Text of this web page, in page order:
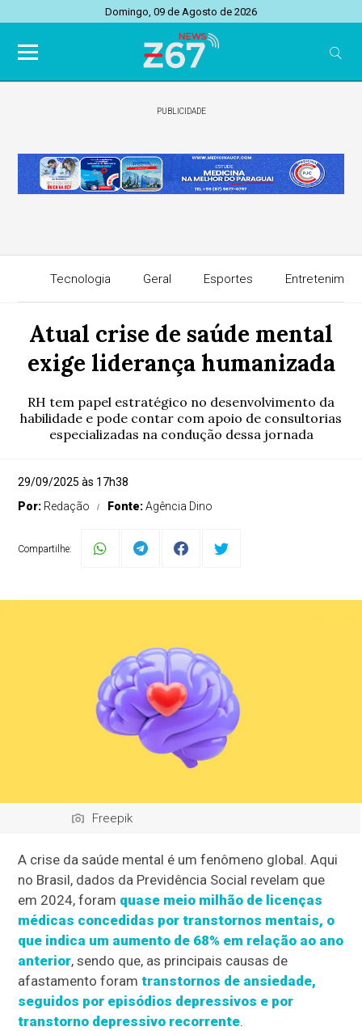
Domingo, 09 de Agosto de 2026
PUBLICIDADE
Tecnologia Geral Esportes
Atual crise de saúde mental
exige liderança humanizada
RH tem papel estratégico no desenvolvimento da
habilidade e pode contar com apoio de consultorias
especializadas na condução dessa jornada
29/09/2025 às 17h38
Por: Redação Fonte:Agência Dino
Compartilhe:
Freepik
A crise da saúde mental é um fenômeno global. Aqui
no Brasil, dados da Previdência Social revelam que
em 2024, foram quase meio milhão de licenças
médicas concedidas por transtornos mentais, o
que indica um aumento de 68% em relação ao ano
anterior, sendo que, as principais causas de
afastamento foramtranstornos de ansiedade,
seguidos por episódios depressivos e por
transtorno depressivo recorrente.